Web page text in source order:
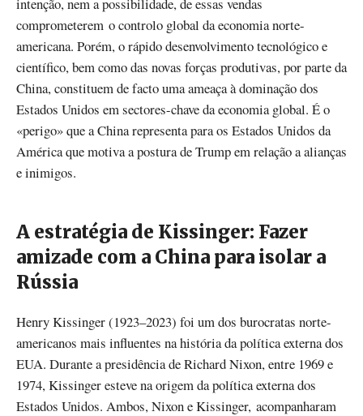
comprometerem o controlo global da economia norte-
americana. Porém, o rápido desenvolvimento tecnológico e
científico, bem como das novas forças produtivas, por parte da
China, constituem de facto uma ameaça à dominação dos
Estados Unidos em sectores-chave da economia global. É o
«perigo» que a China representa para os Estados Unidos da
América que motiva a postura de Trump em relação a alianças
e inimigos.
A estratégia de Kissinger: Fazer
amizade com a China para isolar a
Rússia
Henry Kissinger (1923–2023) foi um dos burocratas norte-
americanos mais influentes na história da política externa dos
EUA. Durante a presidência de Richard Nixon, entre 1969 e
1974, Kissinger esteve na origem da política externa dos
Estados Unidos. Ambos, Nixon e Kissinger, acompanharam